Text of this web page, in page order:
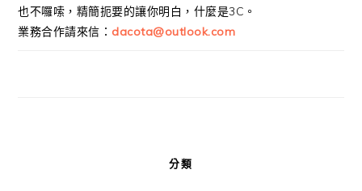
也不囉嗦，精簡扼要的讓你明白，什麼是3C。
業務合作請來信： dacota@outlook.com
分類